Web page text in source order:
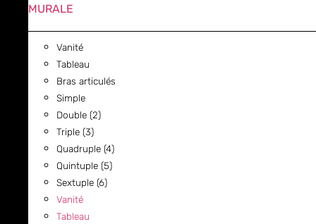
MURALE
Vanité
Tableau
Bras articulés
Simple
Double (2)
Triple (3)
Quadruple (4)
Quintuple (5)
Sextuple (6)
Vanité
Tableau